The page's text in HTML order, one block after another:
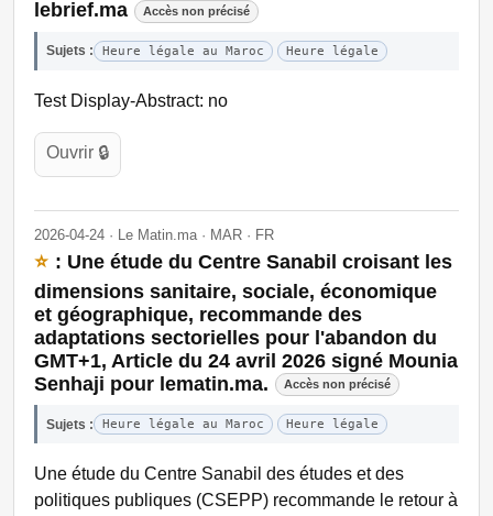
lebrief.ma
Accès non précisé
Sujets : Heure légale au Maroc Heure légale
Test Display-Abstract: no
Ouvrir 🔒
2026-04-24 · Le Matin.ma · MAR · FR
⭐ : Une étude du Centre Sanabil croisant les
dimensions sanitaire, sociale, économique
et géographique, recommande des
adaptations sectorielles pour l'abandon du
GMT+1, Article du 24 avril 2026 signé Mounia
Senhaji pour lematin.ma.
Accès non précisé
Sujets : Heure légale au Maroc Heure légale
Une étude du Centre Sanabil des études et des
politiques publiques (CSEPP) recommande le retour à